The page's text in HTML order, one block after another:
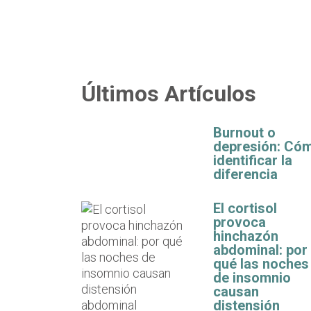
Últimos Artículos
Burnout o
depresión:
identificar la
diferencia
El cortisol
provoca
hinchazón
abdominal: por
qué las noches
de insomnio
causan
distensión